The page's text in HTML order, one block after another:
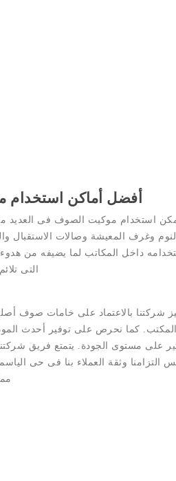
أفضل أماكن
استخدام موكيت الصوف فى العديد
النوم وغرف المعيشة وصالات
داخل المكاتب لما يضيفه من
التى
شركتنا بالاعتماد على خامات صوف
المكتب. كما نحرص على توفير أحدث
على مستوى الجودة. يتمتع فريق
التزامنا وثقة العملاء بنا فى حى